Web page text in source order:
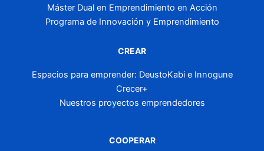
Máster Dual en Emprendimiento en Acción
Programa de Innovación y Emprendimiento
CREAR
Espacios para emprender: DeustoKabi e Innogune
Crecer+
Nuestros proyectos emprendedores
COOPERAR